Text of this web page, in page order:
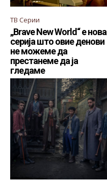
ТВ Серии
„Brave New World“ е нова
серија што овие денови
не можеме да
престанеме да ја
гледаме